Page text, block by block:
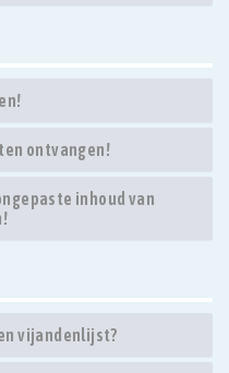
ontvangen!
inhoud van
vijandenlijst?